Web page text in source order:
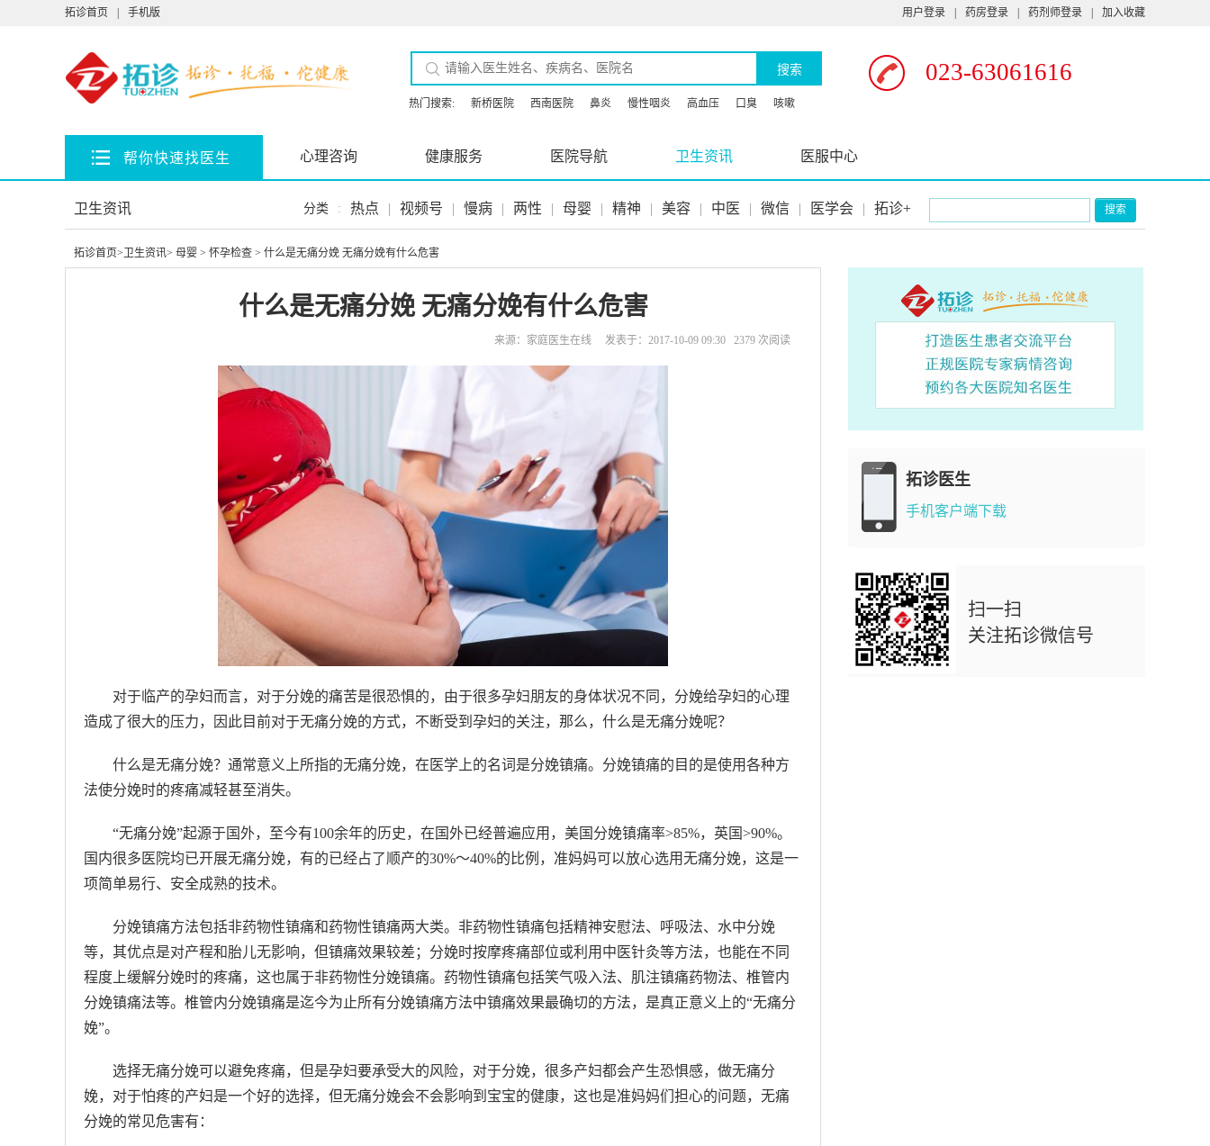
拓诊首页 手机版 用户登录 药房登录 药剂师登录 加入收藏
搜索 023-63061616
热门搜索: 新桥医院 西南医院 鼻炎 慢性咽炎 高血压 口臭 咳嗽
帮你快速找医生 心理咨询 健康服务 医院导航 卫生资讯 医服中心
卫生资讯 分类 : 热点 | 视频号 | 慢病 | 两性 | 母婴 | 精神 | 美容 | 中医 | 微信 | 医学会 | 拓诊+ 搜索
拓诊首页> 卫生资讯> 母婴 > 怀孕检查 > 什么是无痛分娩 无痛分娩有什么危害
什么是无痛分娩 无痛分娩有什么危害
来源：家庭医生在线 发表于：2017-10-09 09:30 2379 次阅读
对于临产的孕妇而言，对于分娩的痛苦是很恐惧的，由于很多孕妇朋友的身体状况不同，分娩给孕妇的心理
造成了很大的压力，因此目前对于无痛分娩的方式，不断受到孕妇的关注，那么，什么是无痛分娩呢？
什么是无痛分娩？通常意义上所指的无痛分娩，在医学上的名词是分娩镇痛。分娩镇痛的目的是使用各种方
法使分娩时的疼痛减轻甚至消失。
“无痛分娩”起源于国外，至今有100余年的历史，在国外已经普遍应用，美国分娩镇痛率>85%，英国>90%。
国内很多医院均已开展无痛分娩，有的已经占了顺产的30%～40%的比例，准妈妈可以放心选用无痛分娩，这是一
项简单易行、安全成熟的技术。
分娩镇痛方法包括非药物性镇痛和药物性镇痛两大类。非药物性镇痛包括精神安慰法、呼吸法、水中分娩
等，其优点是对产程和胎儿无影响，但镇痛效果较差；分娩时按摩疼痛部位或利用中医针灸等方法，也能在不同
程度上缓解分娩时的疼痛，这也属于非药物性分娩镇痛。药物性镇痛包括笑气吸入法、肌注镇痛药物法、椎管内
分娩镇痛法等。椎管内分娩镇痛是迄今为止所有分娩镇痛方法中镇痛效果最确切的方法，是真正意义上的“无痛分
娩”。
选择无痛分娩可以避免疼痛，但是孕妇要承受大的风险，对于分娩，很多产妇都会产生恐惧感，做无痛分
娩，对于怕疼的产妇是一个好的选择，但无痛分娩会不会影响到宝宝的健康，这也是准妈妈们担心的问题，无痛
分娩的常见危害有：
拓诊医生
手机客户端下载
扫一扫
关注拓诊微信号